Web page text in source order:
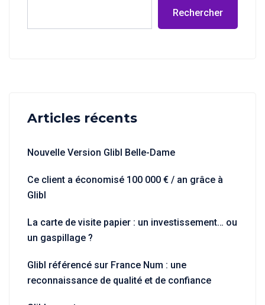
Rechercher
Articles récents
Nouvelle Version Glibl Belle-Dame
Ce client a économisé 100 000 € / an grâce à
Glibl
La carte de visite papier : un investissement… ou
un gaspillage ?
Glibl référencé sur France Num : une
reconnaissance de qualité et de confiance